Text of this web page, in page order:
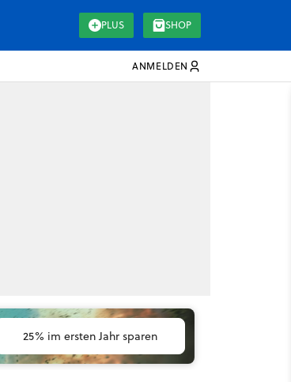
PLUS SHOP
ANMELDEN
25% im ersten Jahr sparen